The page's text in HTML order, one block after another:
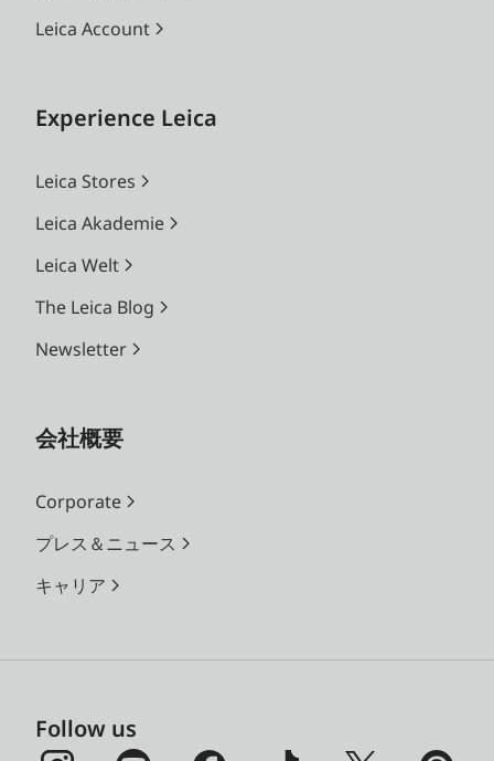
Leica Account
Experience Leica
Leica Stores
Leica Akademie
Leica Welt
The Leica Blog
Newsletter
会社概要
Corporate
プレス＆ニュース
キャリア
Follow us